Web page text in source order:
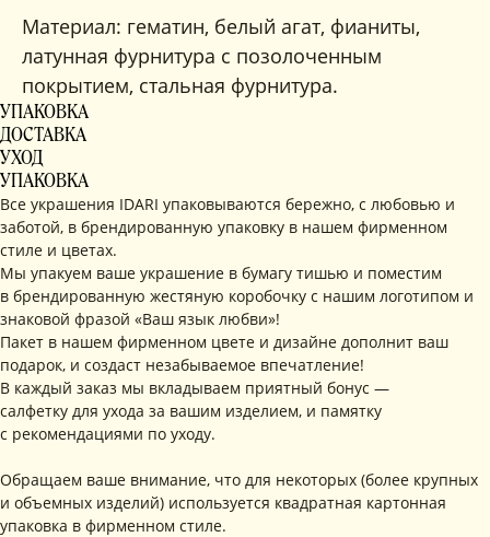
Материал: гематин, белый агат, фианиты,
латунная фурнитура с позолоченным
покрытием, стальная фурнитура.
УПАКОВКА
ДОСТАВКА
УХОД
УПАКОВКА
Все украшения IDARI упаковываются бережно, с любовью и
заботой, в брендированную упаковку в нашем фирменном
стиле и цветах.
Мы упакуем ваше украшение в бумагу тишью и поместим
в брендированную жестяную коробочку с нашим логотипом и
знаковой фразой «Ваш язык любви»!
Пакет в нашем фирменном цвете и дизайне дополнит ваш
подарок, и создаст незабываемое впечатление!
В каждый заказ мы вкладываем приятный бонус —
салфетку для ухода за вашим изделием, и памятку
с рекомендациями по уходу.
Обращаем ваше внимание, что для некоторых (более крупных
и объемных изделий) используется квадратная картонная
упаковка в фирменном стиле.